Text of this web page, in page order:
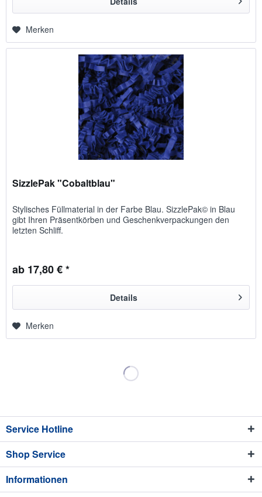
Merken
SizzlePak "Cobaltblau"
Stylisches Füllmaterial in der Farbe Blau. SizzlePak© in Blau
gibt Ihren Präsentkörben und Geschenkverpackungen den
letzten Schliff.
ab 17,80 € *
Details
Merken
Service Hotline
Shop Service
Informationen